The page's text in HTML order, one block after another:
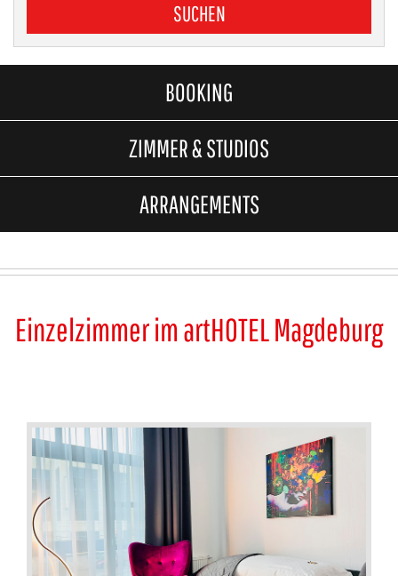
SUCHEN
BOOKING
ZIMMER & STUDIOS
ARRANGEMENTS
Einzelzimmer im artHOTEL Magdeburg